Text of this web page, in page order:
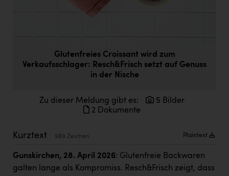
Jane Goodall Institute Austria
KLIPP Frisör
Glutenfreies Croissant wird zum
Verkaufsschlager: Resch&Frisch setzt auf Genuss
in der Nische
Zu dieser Meldung gibt es:
5 Bilder
2 Dokumente
Kurztext 989 Zeichen Plaintext
Gunskirchen, 28. April 2026: Glutenfreie Backwaren
galten lange als Kompromiss. Resch&Frisch zeigt, dass